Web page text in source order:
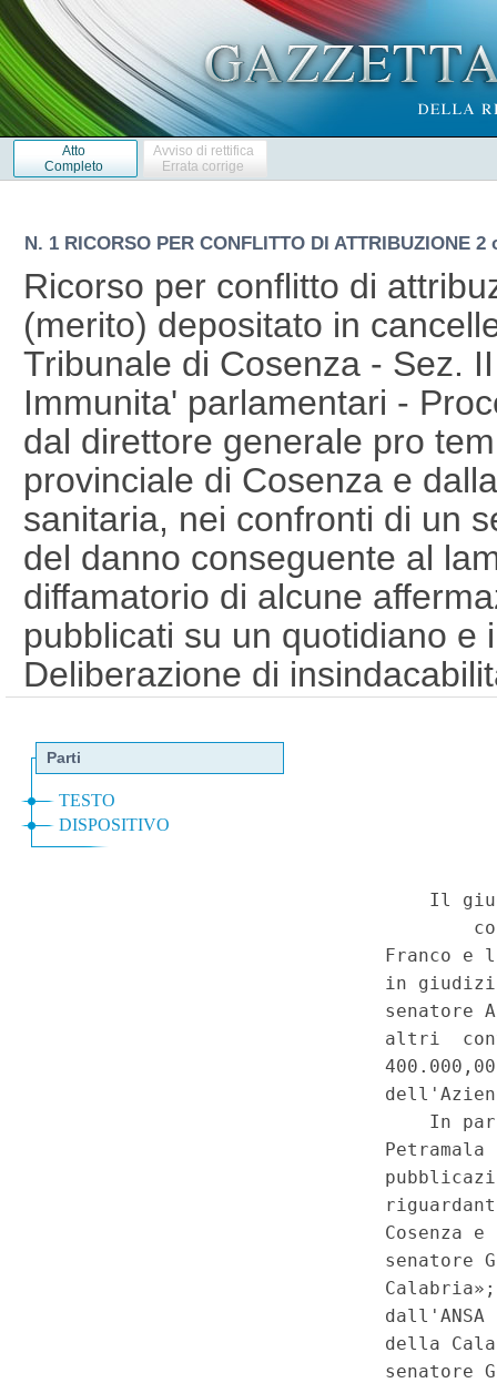
Atto
Completo
Avviso di rettifica
Errata corrige
N. 1 RICORSO PER CONFLITTO DI ATTRIBUZIONE 2
Ricorso per conflitto di
(merito) depositato in
Tribunale di Cosenza - Sez.
Immunita' parlamentari -
dal direttore generale pro
provinciale di Cosenza e
sanitaria, nei confronti di un
del danno conseguente al
diffamatorio di alcune
pubblicati su un quotidiano e
Deliberazione di
del 16 settembre 2015.
Speciale - Corte